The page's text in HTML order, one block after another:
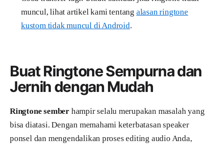
muncul, lihat artikel kami tentang alasan ringtone
kustom tidak muncul di Android.
Buat Ringtone Sempurna dan
Jernih dengan Mudah
Ringtone semberhampir selalu merupakan masalah yang
bisa diatasi. Dengan memahami keterbatasan speaker
ponsel dan mengendalikan proses editing audio Anda,